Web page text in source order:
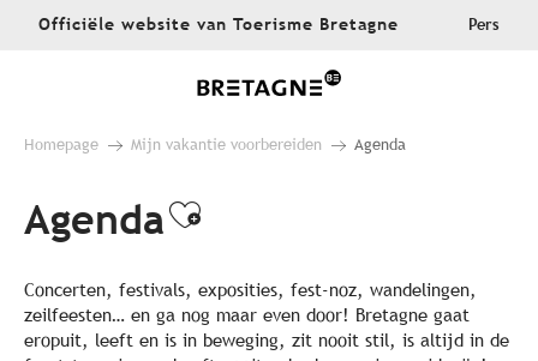
AllerOfficiële website van Toerisme Bretagne Pers
Homepage Mijn vakantie voorbereiden Agenda
AgendaAjouter aux favoris
Concerten, festivals, exposities, fest-noz, wandelingen,
zeilfeesten… en ga nog maar even door! Bretagne gaat
eropuit, leeft en is in beweging, zit nooit stil, is altijd in de